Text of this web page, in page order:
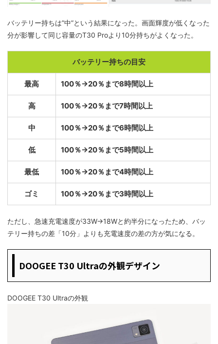
バッテリー持ちは”中”という結果になった。画面輝度が低くなった
分が影響して同じ容量のT30 Proより10分持ちがよくなった。
バッテリー持ちの目安
最高 100％→20％まで8時間以上
高 100％→20％まで7時間以上
中 100％→20％まで6時間以上
低 100％→20％まで5時間以上
最低 100％→20％まで4時間以上
ゴミ 100％→20％まで3時間以上
ただし、急速充電速度が33W→18Wと約半分になったため、バッ
テリー持ちの差「10分」よりも充電速度の差の方が気になる。
DOOGEE T30 Ultraの外観デザイン
DOOGEE T30 Ultraの外観